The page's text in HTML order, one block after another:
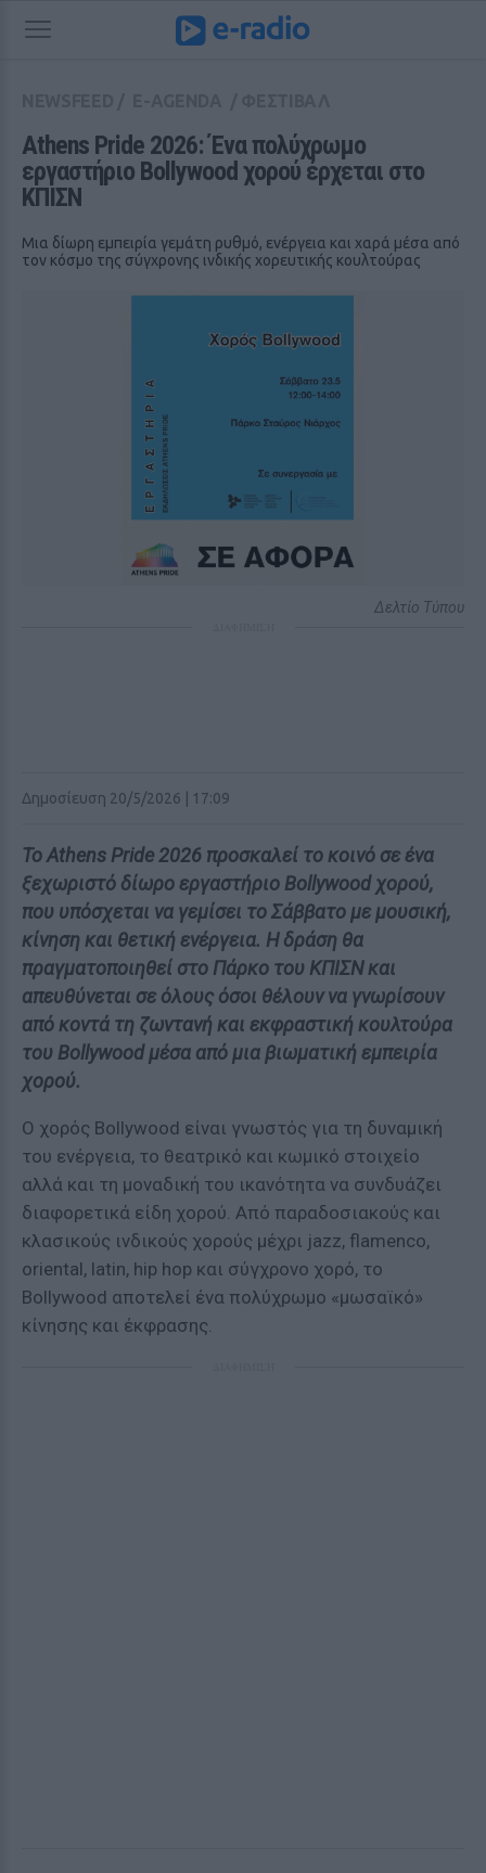
Athens Pride 2026: Ένα πολύχρωμο
εργαστήριο Bollywood χορού έρχεται στο
ΚΠΙΣΝ
Μια δίωρη εμπειρία γεμάτη ρυθμό, ενέργεια και χαρά μέσα από
τον κόσμο της σύγχρονης ινδικής χορευτικής κουλτούρας
Δελτίο Τύπου
Δημοσίευση 20/5/2026 | 17:09
Το Athens Pride 2026 προσκαλεί το κοινό σε ένα
ξεχωριστό δίωρο εργαστήριο Bollywood χορού,
που υπόσχεται να γεμίσει το Σάββατο με μουσική,
κίνηση και θετική ενέργεια. Η δράση θα
πραγματοποιηθεί στο Πάρκο του ΚΠΙΣΝ και
απευθύνεται σε όλους όσοι θέλουν να γνωρίσουν
από κοντά τη ζωντανή και εκφραστική κουλτούρα
του Bollywood μέσα από μια βιωματική εμπειρία
χορού.
Ο χορός Bollywood είναι γνωστός για τη δυναμική
του ενέργεια, το θεατρικό και κωμικό στοιχείο
αλλά και τη μοναδική του ικανότητα να συνδυάζει
διαφορετικά είδη χορού. Από παραδοσιακούς και
κλασικούς ινδικούς χορούς μέχρι jazz, flamenco,
oriental, latin, hip hop και σύγχρονο χορό, το
Bollywood αποτελεί ένα πολύχρωμο «μωσαϊκό»
κίνησης και έκφρασης.